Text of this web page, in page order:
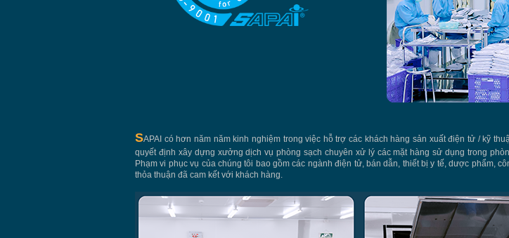
SAPAI có hơn năm năm kinh nghiệm trong việc hỗ trợ các khách hàng sản xuất điện tử / kỹ
quyết định xây dựng xưởng dịch vụ phòng sạch chuyên xử lý các mặt hàng sử dụng trong
Phạm vi phục vụ của chúng tôi bao gồm các ngành điện tử, bán dẫn, thiết bị y tế, dược phẩm,
thỏa thuận đã cam kết với khách hàng.